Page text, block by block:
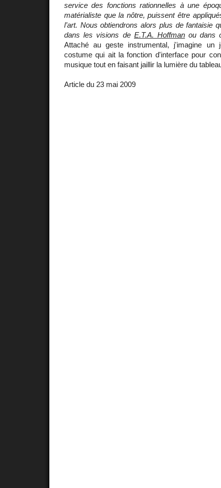
service des fonctions rationnelles à une
matérialiste que la nôtre, puissent être
l’art. Nous obtiendrons alors plus de fantaisie
dans les visions de E.T.A. Hoffmanou dans
Attaché au geste instrumental, j'imagine un
costume qui ait la fonction d'interface pour
musique tout en faisant jaillir la lumière du
Article du 23 mai 2009